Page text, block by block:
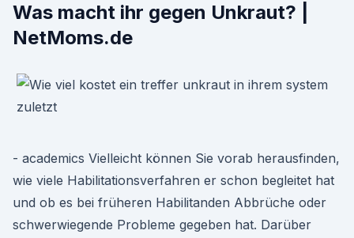
Was macht ihr gegen Unkraut? |
NetMoms.de
- academics Vielleicht können Sie vorab herausfinden,
wie viele Habilitationsverfahren er schon begleitet hat
und ob es bei früheren Habilitanden Abbrüche oder
schwerwiegende Probleme gegeben hat. Darüber